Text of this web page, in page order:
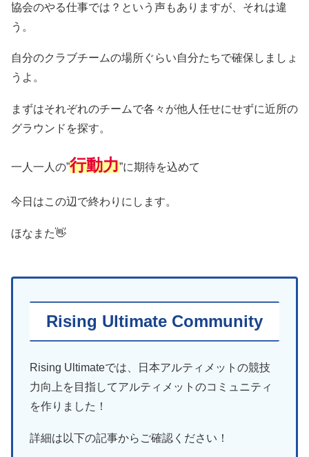
協会のやる仕事では？という声もありますが、それは違
う。
自分のクラブチームの場所ぐらい自分たちで確保しましょ
うよ。
まずはそれぞれのチームで各々が他人任せにせずに近所の
グラウンドを探す。
一人一人の”行動力”に期待を込めて
今日はこの辺で終わりにします。
ほなまた👋
Rising Ultimate Community
Rising Ultimateでは、日本アルティメットの競技
力向上を目指してアルティメットのコミュニティ
を作りました！
詳細は以下の記事からご確認ください！